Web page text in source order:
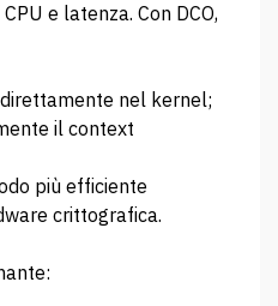
e latenza. Con DCO,
nel kernel;
il context
più efficiente
crittografica.